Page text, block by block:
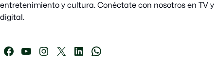
entretenimiento y cultura. Conéctate con nosotros en TV y
digital.